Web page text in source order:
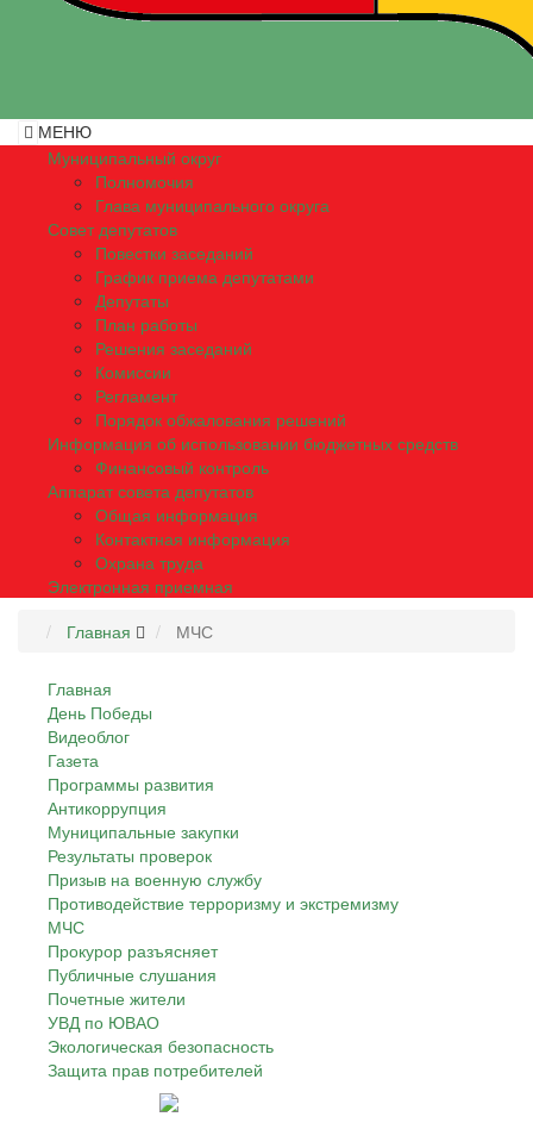
МЕНЮ
Муниципальный округ
Полномочия
Глава муниципального округа
Совет депутатов
Повестки заседаний
График приема депутатами
Депутаты
План работы
Решения заседаний
Комиссии
Регламент
Порядок обжалования решений
Информация об использовании бюджетных средств
Финансовый контроль
Аппарат совета депутатов
Общая информация
Контактная информация
Охрана труда
Электронная приемная
Главная
МЧС
Главная
День Победы
Видеоблог
Газета
Программы развития
Антикоррупция
Муниципальные закупки
Результаты проверок
Призыв на военную службу
Противодействие терроризму и экстремизму
МЧС
Прокурор разъясняет
Публичные слушания
Почетные жители
УВД по ЮВАО
Экологическая безопасность
Защита прав потребителей